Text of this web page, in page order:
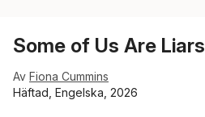
Some of Us Are Liars
Av Fiona Cummins
Häftad, Engelska, 2026